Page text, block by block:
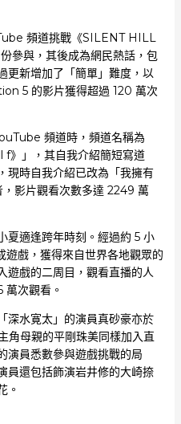
頻道挑戰《SILENT HILL
參與，其後成為網民熱話，包
更新增加了「簡單」難度，以
5 的影片獲得超過 120 萬次
頻道時，頻道名稱為
f》」，其自我介紹簡短寫道
現時自我介紹已改為「我擁有
影片觀看次數多達 2249 萬
夏適逢跨年時刻。經過約 5 小
戲，獲得來自世界各地觀眾的
遊戲的二周目，觀看直播的人
次觀看。
深水寛太」的演員真砂豪亦於
角母親的平剛珠美同樣加入直
演員悉數參與遊戲挑戰的局
員還包括飾演岩井修的大崎捺
。